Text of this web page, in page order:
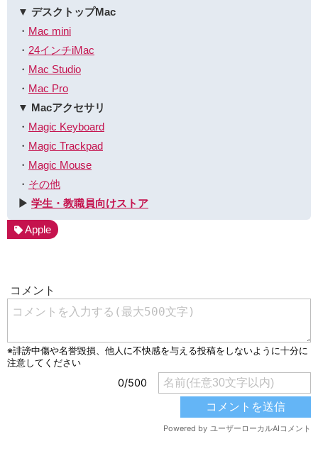
▼ デスクトップMac
・ Mac mini
・ 24インチiMac
・ Mac Studio
・ Mac Pro
▼ Macアクセサリ
・ Magic Keyboard
・ Magic Trackpad
・ Magic Mouse
・ その他
▶︎ 学生・教職員向けストア
Apple